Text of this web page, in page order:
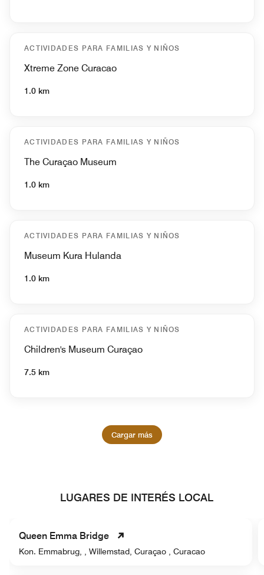
ACTIVIDADES PARA FAMILIAS Y NIÑOS
Xtreme Zone Curacao
1.0 km
ACTIVIDADES PARA FAMILIAS Y NIÑOS
The Curaçao Museum
1.0 km
ACTIVIDADES PARA FAMILIAS Y NIÑOS
Museum Kura Hulanda
1.0 km
ACTIVIDADES PARA FAMILIAS Y NIÑOS
Children's Museum Curaçao
7.5 km
Cargar más
LUGARES DE INTERÉS LOCAL
Queen Emma Bridge
Kon. Emmabrug, , Willemstad, Curaçao , Curacao